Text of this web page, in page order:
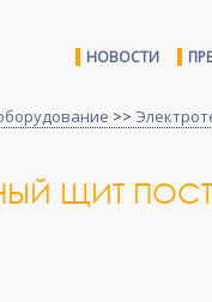
НОВОСТИ
>>
ЩИТ